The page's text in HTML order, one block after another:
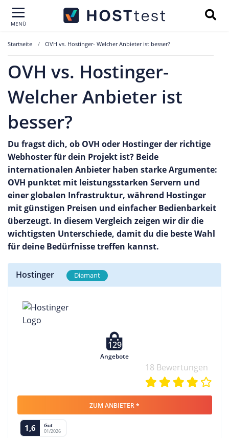
MENÜ
Startseite OVH vs. Hostinger- Welcher Anbieter ist besser?
OVH vs. Hostinger-
Welcher Anbieter ist
besser?
Du fragst dich, ob OVH oder Hostinger der richtige
Webhoster für dein Projekt ist? Beide
internationalen Anbieter haben starke Argumente:
OVH punktet mit leistungsstarken Servern und
einer globalen Infrastruktur, während Hostinger
mit günstigen Preisen und einfacher Bedienbarkeit
überzeugt. In diesem Vergleich zeigen wir dir die
wichtigsten Unterschiede, damit du die beste Wahl
für deine Bedürfnisse treffen kannst.
Hostinger Diamant
129
Angebote
18 Bewertungen
ZUM ANBIETER *
1,6 Gut
01/2026